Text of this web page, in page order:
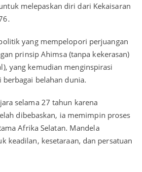
melepaskan diri dari Kekaisaran
yang mempelopori perjuangan
prinsip Ahimsa (tanpa kekerasan)
yang kemudian menginspirasi
belahan dunia.
selama 27 tahun karena
dibebaskan, ia memimpin proses
Afrika Selatan. Mandela
keadilan, kesetaraan, dan persatuan